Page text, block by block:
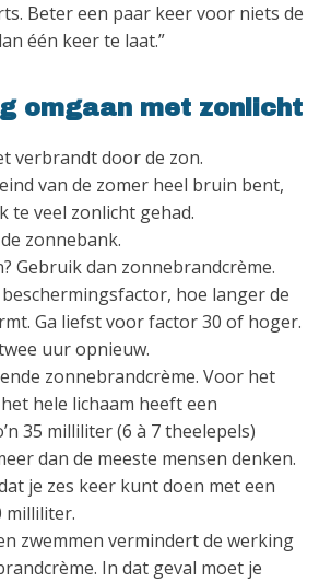
Beter een paar keer voor niets de
één keer te laat.”
omgaan met zonlicht
verbrandt door de zon.
van de zomer heel bruin bent,
te veel zonlicht gehad.
zonnebank.
Gebruik dan zonnebrandcrème.
hoe langer de
Ga liefst voor factor 30 of hoger.
uur opnieuw.
zonnebrandcrème. Voor het
hele lichaam heeft een
35 milliliter (6 à 7 theelepels)
dan de meeste mensen denken.
je zes keer kunt doen met een
milliliter.
zwemmen vermindert de werking
In dat geval moet je